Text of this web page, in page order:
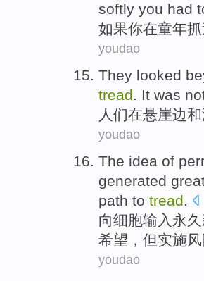
softly you had
如果你在童年抓
youdao
They looked
tread. It was
人们在悬崖边和
youdao
The idea of
generated
path to tread.
向细胞输入永久
希望 ， 但实施
youdao